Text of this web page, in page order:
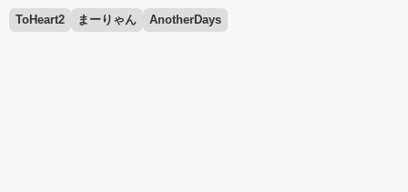
ToHeart2 まーりゃん AnotherDays